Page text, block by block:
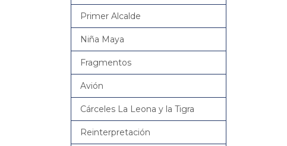
Primer Alcalde
Niña Maya
Fragmentos
Avión
Cárceles La Leona y la Tigra
Reinterpretación